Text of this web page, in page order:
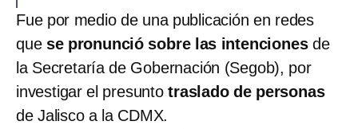
Fue por medio de una publicación en redes
que se pronunció sobre las intencionesde
la Secretaría de Gobernación (Segob), por
investigar el presuntotraslado de personas
de Jalisco a la CDMX.